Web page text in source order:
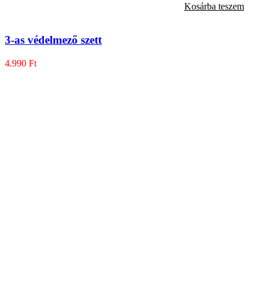
Kosárba teszem
3-as védelmező szett
4.990 Ft